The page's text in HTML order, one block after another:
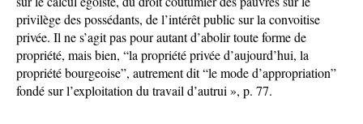
privilège des possédants, de l’intérêt public sur la convoitise
privée. Il ne s’agit pas pour autant d’abolir toute forme de
propriété, mais bien, “la propriété privée d’aujourd’hui, la
propriété bourgeoise”, autrement dit “le mode d’appropriation”
fondé sur l’exploitation du travail d’autrui », p. 77.